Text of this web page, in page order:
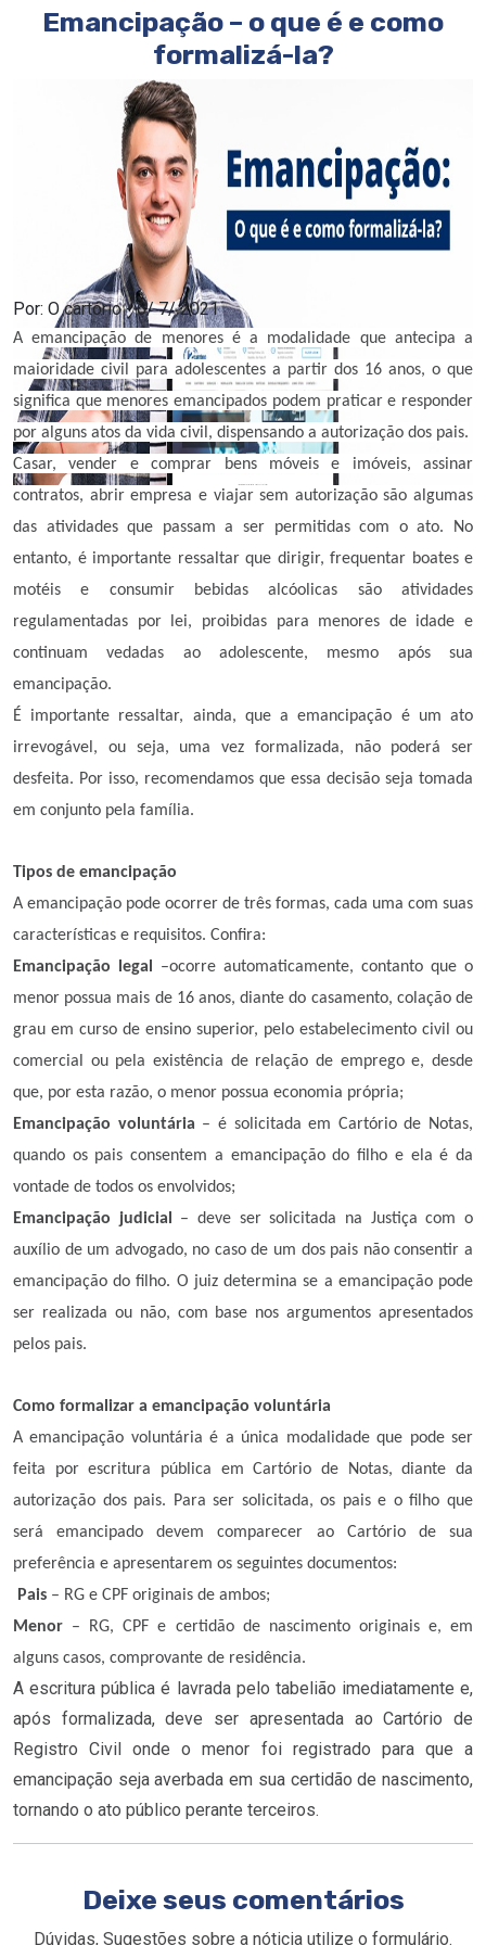
Emancipação – o que é e como
formalizá-la?
Por: O cartório-6/ 7/ 2021
A emancipação de menores é a modalidade que antecipa a
maioridade civil para adolescentes a partir dos 16 anos, o que
significa que menores emancipados podem praticar e responder
por alguns atos da vida civil, dispensando a autorização dos pais.
Casar, vender e comprar bens móveis e imóveis, assinar
contratos, abrir empresa e viajar sem autorização são algumas
das atividades que passam a ser permitidas com o ato. No
entanto, é importante ressaltar que dirigir, frequentar boates e
motéis e consumir bebidas alcóolicas são atividades
regulamentadas por lei, proibidas para menores de idade e
continuam vedadas ao adolescente, mesmo após sua
emancipação.
É importante ressaltar, ainda, que a emancipação é um ato
irrevogável, ou seja, uma vez formalizada, não poderá ser
desfeita. Por isso, recomendamos que essa decisão seja tomada
em conjunto pela família.
Tipos de emancipação
A emancipação pode ocorrer de três formas, cada uma com suas
características e requisitos. Confira:
Emancipação legal
–ocorre automaticamente, contanto que o
menor possua mais de 16 anos, diante do casamento, colação de
grau em curso de ensino superior, pelo estabelecimento civil ou
comercial ou pela existência de relação de emprego e, desde
que, por esta razão, o menor possua economia própria;
Emancipação voluntária – é solicitada em Cartório de Notas,
quando os pais consentem a emancipação do filho e ela é da
vontade de todos os envolvidos;
Emancipação judicial – deve ser solicitada na Justiça com o
auxílio de um advogado, no caso de um dos pais não consentir a
emancipação do filho. O juiz determina se a emancipação pode
ser realizada ou não, com base nos argumentos apresentados
pelos pais.
Como formalizar a emancipação voluntária
A emancipação voluntária é a única modalidade que pode ser
feita por escritura pública em Cartório de Notas, diante da
autorização dos pais. Para ser solicitada, os pais e o filho que
será emancipado devem comparecer ao Cartório de sua
preferência e apresentarem os seguintes documentos:
Pais – RG e CPF originais de ambos;
Menor – RG, CPF e certidão de nascimento originais e, em
alguns casos, comprovante de residência.
A escritura pública é lavrada pelo tabelião imediatamente e,
após formalizada, deve ser apresentada ao Cartório de
Registro Civil onde o menor foi registrado para que a
emancipação seja averbada em sua certidão de nascimento,
tornando o ato público perante terceiros.
Deixe seus comentários
Dúvidas, Sugestões sobre a nóticia utilize o formulário.